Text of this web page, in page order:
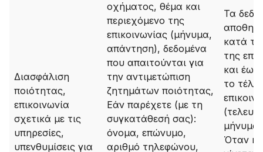
Διασφάλιση
ποιότητας,
επικοινωνία
σχετικά με τις
υπηρεσίες,
υπενθυμίσεις για
οχήματος, θέμα και
περιεχόμενο της
επικοινωνίας (μήνυμα,
απάντηση), δεδομένα
που απαιτούνται για
την αντιμετώπιση
ζητημάτων ποιότητας,
Εάν παρέχετε (με τη
συγκατάθεσή σας):
όνομα, επώνυμο,
αριθμό τηλεφώνου,
Τα
κατά τη
της
και έως
το
Όταν η